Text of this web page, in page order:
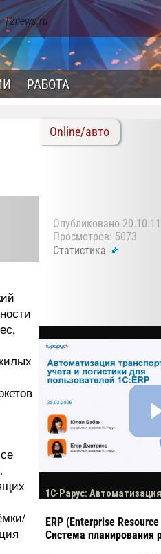
12news.ru
РАБОТА
Online/авто
Опубликовано 20.10.11
Просмотров: 5073
Статистика
ERP (Enterprise
Система планирования